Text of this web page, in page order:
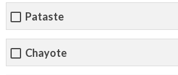
Pataste
Chayote